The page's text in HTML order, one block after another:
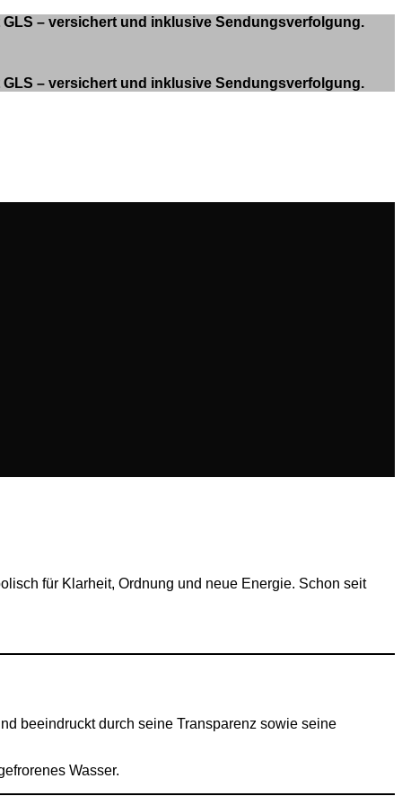
– versichert und inklusive Sendungsverfolgung.
– versichert und inklusive Sendungsverfolgung.
für Klarheit, Ordnung und neue Energie. Schon seit
beeindruckt durch seine Transparenz sowie seine
Wasser.